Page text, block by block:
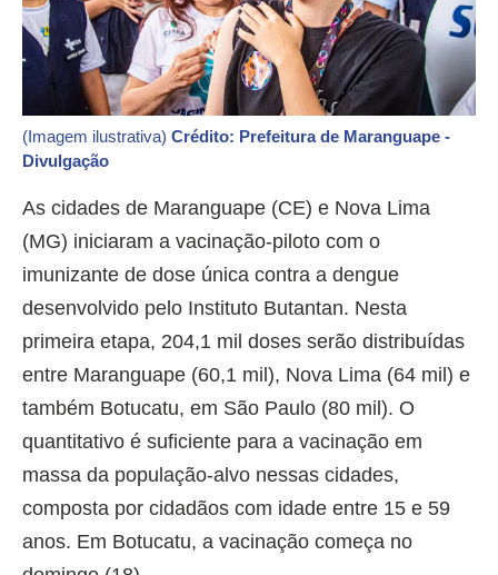
(Imagem ilustrativa) Crédito: Prefeitura de Maranguape -
Divulgação
As cidades de Maranguape (CE) e Nova Lima
(MG) iniciaram a vacinação-piloto com o
imunizante de dose única contra a dengue
desenvolvido pelo Instituto Butantan. Nesta
primeira etapa, 204,1 mil doses serão distribuídas
entre Maranguape (60,1 mil), Nova Lima (64 mil) e
também Botucatu, em São Paulo (80 mil). O
quantitativo é suficiente para a vacinação em
massa da população-alvo nessas cidades,
composta por cidadãos com idade entre 15 e 59
anos. Em Botucatu, a vacinação começa no